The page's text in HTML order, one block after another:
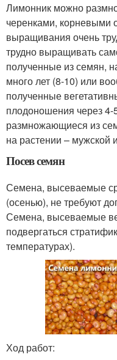
Лимонник можно
черенками, корневыми
выращивания очень
трудно выращивать
полученные из семян,
много лет (8-10) или
полученные
плодоношения через 4-
размножающиеся из
на растении – мужской
Посев семян
Семена, высеваемые
(осенью), не требуют
Семена, высеваемые
подвергаться
температурах).
Ход работ: